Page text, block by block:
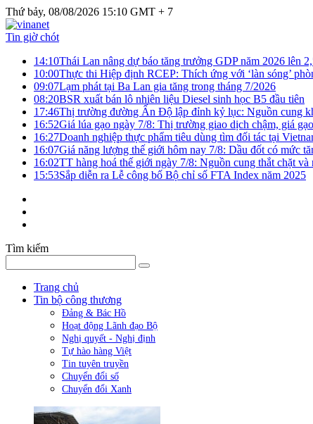
Thứ bảy, 08/08/2026 15:10 GMT + 7
Tin giờ chót
14:10Thái Lan nâng dự báo tăng trưởng GDP năm 2026 lên
10:00Thực thi Hiệp định RCEP: Thích ứng với ‘làn sóng’
09:07Lạm phát tại Ba Lan gia tăng trong tháng 7/2026
08:20BSR xuất bán lô nhiên liệu Diesel sinh học B5 đầu tiên
17:46Thị trường đường Ấn Độ lập đỉnh kỷ lục: Nguồn cung
16:52Giá lúa gạo ngày 7/8: Thị trường giao dịch chậm, giá
16:27Doanh nghiệp thực phẩm tiêu dùng tìm đối tác tại
16:07Giá năng lượng thế giới hôm nay 7/8: Dầu đốt có mức
16:02TT hàng hoá thế giới ngày 7/8: Nguồn cung thắt chặt
15:53Sắp diễn ra Lễ công bố Bộ chỉ số FTA Index năm 2025
Tìm kiếm
Trang chủ
Tin bộ công thương
Đảng & Bác Hồ
Hoạt động Lãnh đạo Bộ
Nghị quyết - Nghị định
Tự hào hàng Việt
Tin tuyên truyền
Chuyển đổi số
Chuyển đổi Xanh